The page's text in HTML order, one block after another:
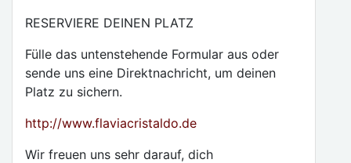
RESERVIERE DEINEN PLATZ
Fülle das untenstehende Formular aus oder
sende uns eine Direktnachricht, um deinen
Platz zu sichern.
http://www.flaviacristaldo.de
Wir freuen uns sehr darauf, dich